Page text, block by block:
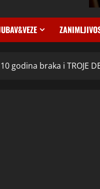
godina braka i TROJE